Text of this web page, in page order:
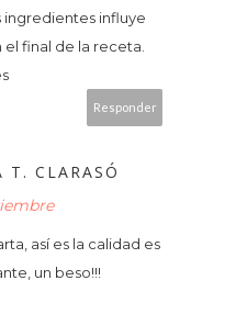
ingredientes influye
el final de la receta.
Responder
T. CLARASÓ
así es la calidad es
un beso!!!